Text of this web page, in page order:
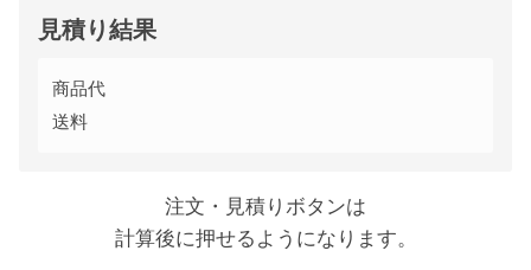
見積り結果
商品代
送料
注文・見積りボタンは
計算後に押せるようになります。